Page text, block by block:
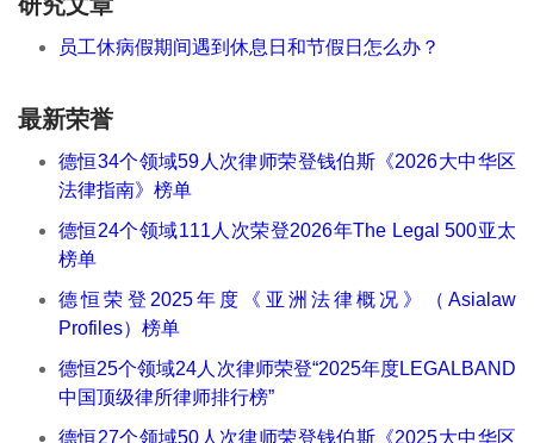
研究文章
员工休病假期间遇到休息日和节假日怎么办？
最新荣誉
德恒34个领域59人次律师荣登钱伯斯《2026大中华区
法律指南》榜单
德恒24个领域111人次荣登2026年The Legal 500亚太
榜单
德恒荣登2025年度《亚洲法律概况》（Asialaw
Profiles）榜单
德恒25个领域24人次律师荣登“2025年度LEGALBAND
中国顶级律所律师排行榜”
德恒27个领域50人次律师荣登钱伯斯《2025大中华区